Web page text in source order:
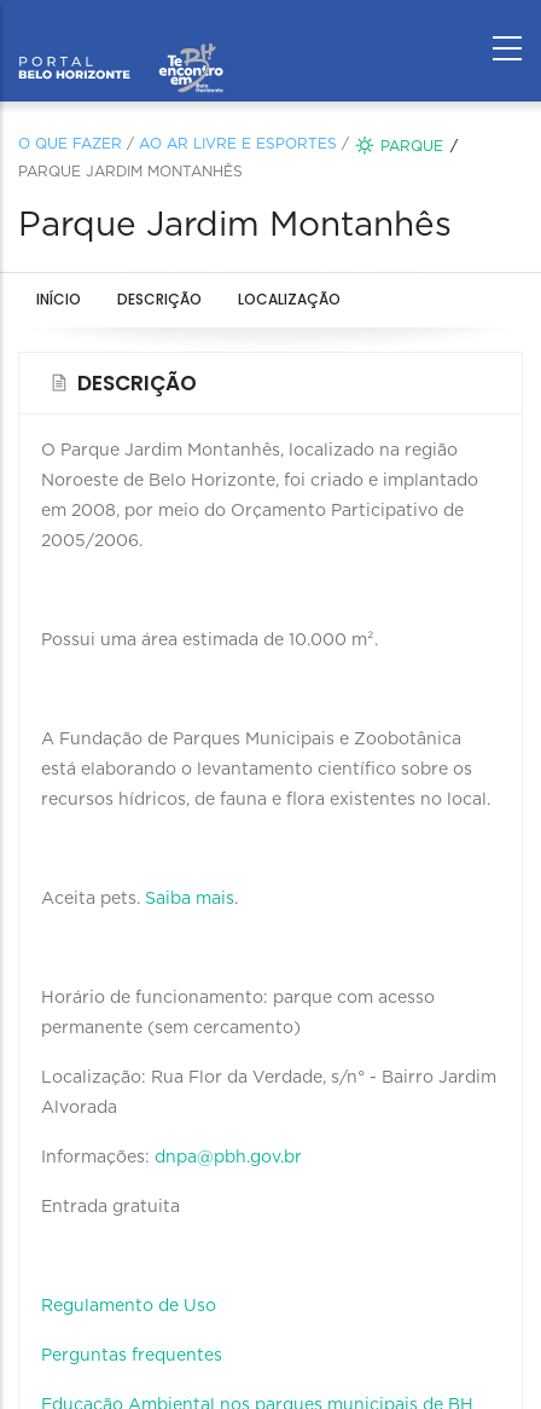
O QUE FAZER / AO AR LIVRE E ESPORTES /
PARQUE
PARQUE JARDIM MONTANHÊS
Parque Jardim Montanhês
INÍCIO DESCRIÇÃO LOCALIZAÇÃO
DESCRIÇÃO
O Parque Jardim Montanhês, localizado na região
Noroeste de Belo Horizonte, foi criado e implantado
em 2008, por meio do Orçamento Participativo de
2005/2006.
Possui uma área estimada de 10.000 m².
A Fundação de Parques Municipais e Zoobotânica
está elaborando o levantamento científico sobre os
recursos hídricos, de fauna e flora existentes no local.
Aceita pets. Saiba mais.
Horário de funcionamento: parque com acesso
permanente (sem cercamento)
Localização: Rua Flor da Verdade, s/n° - Bairro Jardim
Alvorada
Informações: dnpa@pbh.gov.br
Entrada gratuita
Regulamento de Uso
Perguntas frequentes
Educação Ambiental nos parques municipais de BH